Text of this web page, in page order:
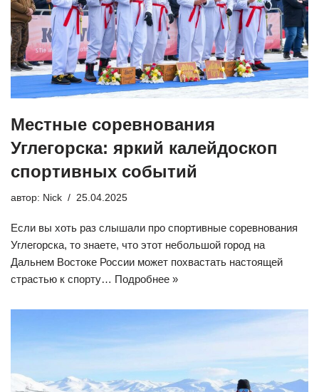
Местные соревнования
Углегорска: яркий калейдоскоп
спортивных событий
автор: Nick 25.04.2025
Если вы хоть раз слышали про спортивные соревнования
Углегорска, то знаете, что этот небольшой город на
Дальнем Востоке России может похвастать настоящей
страстью к спорту… Подробнее »